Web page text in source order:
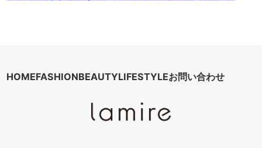
HOMEFASHIONBEAUTYLIFESTYLEお問い合わせ